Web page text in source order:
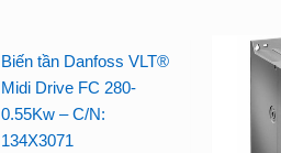
Biến tần Danfoss VLT®
Midi Drive FC 280-
0.55Kw – C/N:
134X3071